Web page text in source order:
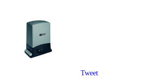
Tweet